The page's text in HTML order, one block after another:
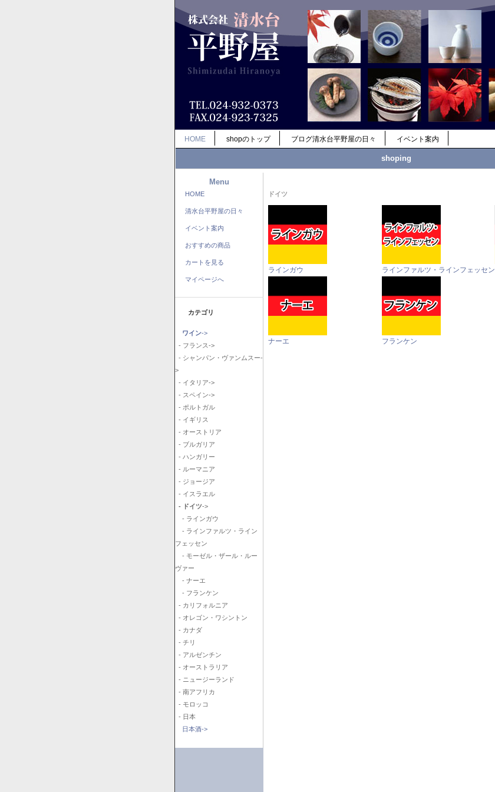
HOME shopのトップ ブログ清水台平野屋の日々 イベント案内
shoping
Menu
HOME
清水台平野屋の日々
イベント案内
おすすめの商品
カートを見る
マイページへ
カテゴリ
ワイン->
- フランス->
- シャンパン・ヴァンムスー-
>
- イタリア->
- スペイン->
- ポルトガル
- イギリス
- オーストリア
- ブルガリア
- ハンガリー
- ルーマニア
- ジョージア
- イスラエル
- ドイツ->
- ラインガウ
- ラインファルツ・ライン
フェッセン
- モーゼル・ザール・ルー
ヴァー
- ナーエ
- フランケン
- カリフォルニア
- オレゴン・ワシントン
- カナダ
- チリ
- アルゼンチン
- オーストラリア
- ニュージーランド
- 南アフリカ
- モロッコ
- 日本
日本酒->
ドイツ
ラインガウ ラインファルツ・ラインフェッセン
ナーエ フランケン